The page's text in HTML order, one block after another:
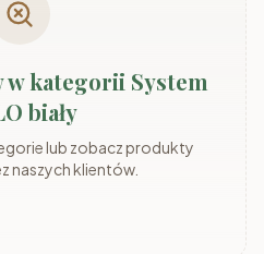
kategorii System
biały
lub zobacz produkty
naszych klientów.